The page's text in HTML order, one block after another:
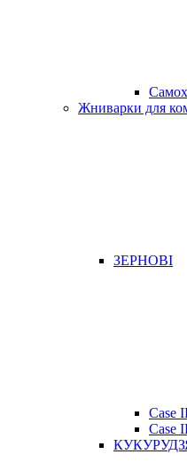
Жниварки для
ЗЕРНОВІ
Case
Case